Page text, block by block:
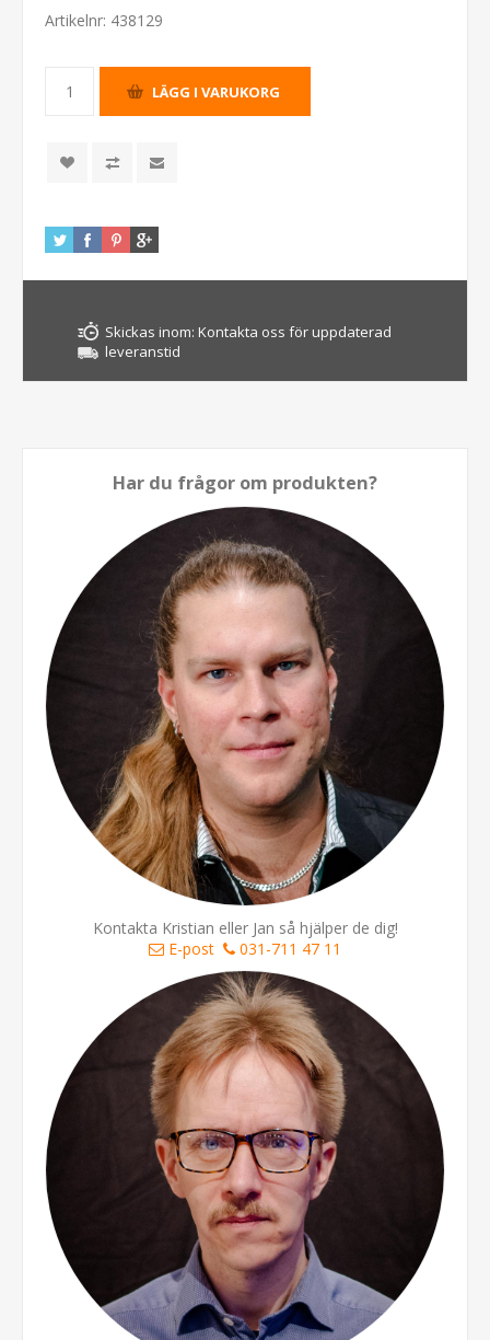
Artikelnr: 438129
Skickas inom: Kontakta oss för uppdaterad
leveranstid
Har du frågor om produkten?
Kontakta Kristian eller Jan så hjälper de dig!
E-post
031-711 47 11